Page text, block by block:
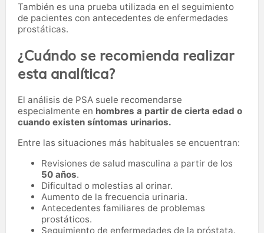
También es una prueba utilizada en el seguimiento
de pacientes con antecedentes de enfermedades
prostáticas.
¿Cuándo se recomienda realizar
esta analítica?
El análisis de PSA suele recomendarse
especialmente en hombres a partir de cierta edad o
cuando existen síntomas urinarios.
Entre las situaciones más habituales se encuentran:
Revisiones de salud masculina a partir de los
50 años.
Dificultad o molestias al orinar.
Aumento de la frecuencia urinaria.
Antecedentes familiares de problemas
prostáticos.
Seguimiento de enfermedades de la próstata.